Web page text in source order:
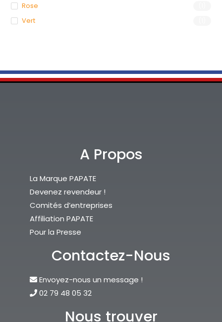
Rose
Vert
A Propos
La Marque PAPATE
Devenez revendeur !
Comités d’entreprises
Affiliation PAPATE
Pour la Presse
Contactez-Nous
Envoyez-nous un message !
02 79 48 05 32
Nous trouver